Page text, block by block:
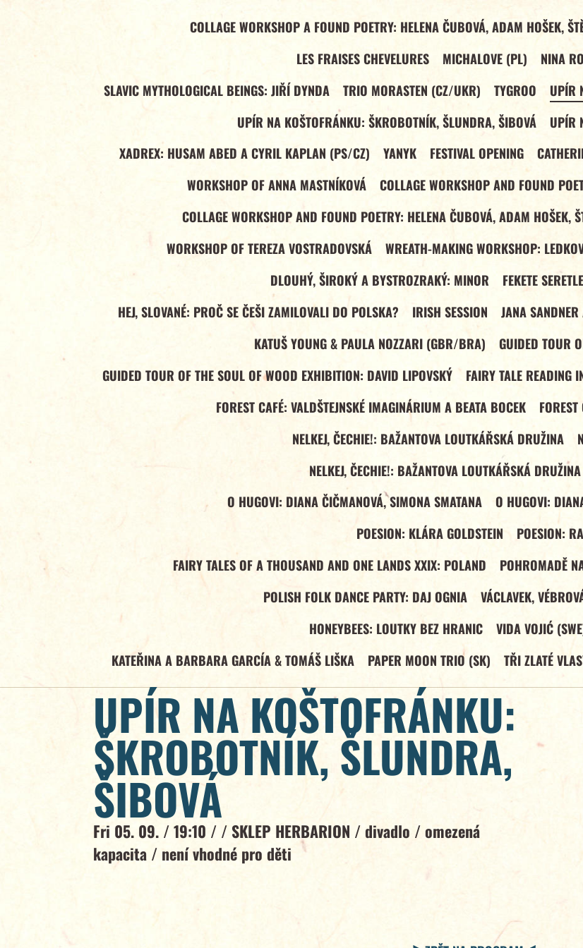
COLLAGE WORKSHOP A FOUND POETRY: HELENA ČUBOVÁ, ADAM HOŠEK,
LES FRAISES CHEVELURES
MICHALOVE (PL) NINA
SLAVIC MYTHOLOGICAL BEINGS: JIŘÍ DYNDA
TRIO MORASTEN (CZ/UKR) TYGROO
UPÍR
UPÍR NA KOŠTOFRÁNKU: ŠKROBOTNÍK, ŠLUNDRA, ŠIBOVÁ
UPÍR
XADREX: HUSAM ABED A CYRIL KAPLAN (PS/CZ)
YANYK FESTIVAL OPENING
WORKSHOP OF ANNA MASTNÍKOVÁ
COLLAGE WORKSHOP AND FOUND
COLLAGE WORKSHOP AND FOUND POETRY: HELENA ČUBOVÁ, ADAM HOŠEK,
WORKSHOP OF TEREZA VOSTRADOVSKÁ
WREATH-MAKING WORKSHOP:
DLOUHÝ, ŠIROKÝ A BYSTROZRAKÝ: MINOR
FEKETE
HEJ, SLOVANÉ: PROČ SE ČEŠI ZAMILOVALI DO POLSKA?
IRISH SESSION JANA
KATUŠ YOUNG & PAULA NOZZARI (GBR/BRA)
GUIDED TOUR
GUIDED TOUR OF THE SOUL OF WOOD EXHIBITION: DAVID LIPOVSKÝ
FAIRY TALE READING
FOREST CAFÉ: VALDŠTEJNSKÉ IMAGINÁRIUM A BEATA BOCEK
NELKEJ, ČECHIE!: BAŽANTOVA LOUTKÁŘSKÁ DRUŽINA
NELKEJ, ČECHIE!: BAŽANTOVA LOUTKÁŘSKÁ DRUŽINA
O HUGOVI: DIANA ČIČMANOVÁ, SIMONA SMATANA
O HUGOVI:
POESION: KLÁRA GOLDSTEIN
POESION:
FAIRY TALES OF A THOUSAND AND ONE LANDS XXIX: POLAND
POHROMADĚ
POLISH FOLK DANCE PARTY: DAJ OGNIA
VÁCLAVEK,
HONEYBEES: LOUTKY BEZ HRANIC
VIDA VOJIĆ
KATEŘINA A BARBARA GARCÍA & TOMÁŠ LIŠKA
PAPER MOON TRIO (SK) TŘI ZLATÉ
UPÍR NA KOŠTOFRÁNKU:
ŠKROBOTNÍK, ŠLUNDRA,
ŠIBOVÁ
Fri 05. 09. / 19:10 / / SKLEP HERBARION / divadlo /omezená
kapacita / není vhodné pro děti